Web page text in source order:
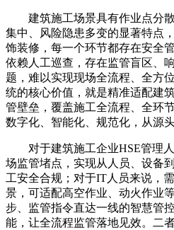
建筑施工场景具有作业点分
集中、风险隐患多变的显著特点
饰装修，每一个环节都存在安全
依赖人工巡查，存在监管盲区、
题，难以实现现场全流程、全方
统的核心价值，就是精准适配建
管壁垒，覆盖施工全流程、全环
数字化、智能化、规范化，从源
对于建筑施工企业HSE管理
场监管堵点，实现从人员、设备
工安全合规；对于IT人员来说，
景，可适配高空作业、动火作业
步、监管指令直达一线的智慧管
能，让全流程监管落地见效。二